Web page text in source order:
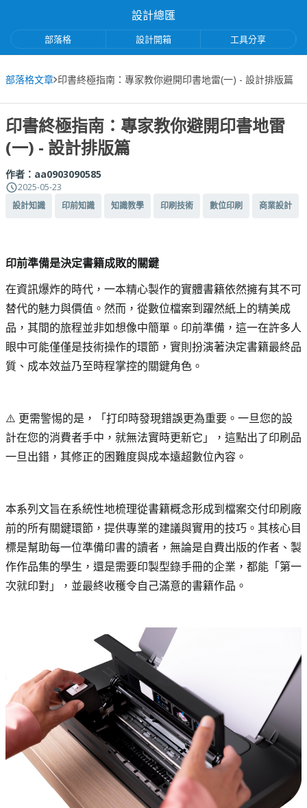
設計總匯
部落格 設計開箱 工具分享
部落格文章 印書終極指南：專家教你避開印書地雷(一) - 設計排版篇
印書終極指南：專家教你避開印書地雷
(一) - 設計排版篇
作者： aa0903090585
2025-05-23
設計知識 印前知識 知識教學 印刷技術 數位印刷 商業設計
印前準備是決定書籍成敗的關鍵
在資訊爆炸的時代，一本精心製作的實體書籍依然擁有其不可
替代的魅力與價值。然而，從數位檔案到躍然紙上的精美成
品，其間的旅程並非如想像中簡單。印前準備，這一在許多人
眼中可能僅僅是技術操作的環節，實則扮演著決定書籍最終品
質、成本效益乃至時程掌控的關鍵角色。
⚠️ 更需警惕的是，「打印時發現錯誤更為重要。一旦您的設
計在您的消費者手中，就無法實時更新它」，這點出了印刷品
一旦出錯，其修正的困難度與成本遠超數位內容。
本系列文旨在系統性地梳理從書籍概念形成到檔案交付印刷廠
前的所有關鍵環節，提供專業的建議與實用的技巧。其核心目
標是幫助每一位準備印書的讀者，無論是自費出版的作者、製
作作品集的學生，還是需要印製型錄手冊的企業，都能「第一
次就印對」，並最終收穫令自己滿意的書籍作品。